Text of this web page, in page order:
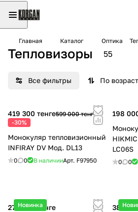
Главная Каталог Оптика
Тепловизоры 55
Все фильтры По
419 300 тенге599 000 тенге
-30%
Монокуляр тепловизионный
INFIRAY DV Мод. DL13
0 0 В наличииАрт. F97950
198
LC06S
0 0
Новинка
278 000 тенге
385